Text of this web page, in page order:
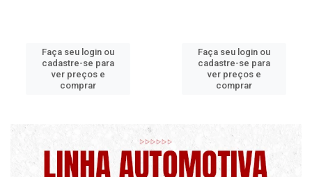
Faça seu login ou
cadastre-se para
ver preços e
comprar
Faça seu login ou
cadastre-se para
ver preços e
comprar